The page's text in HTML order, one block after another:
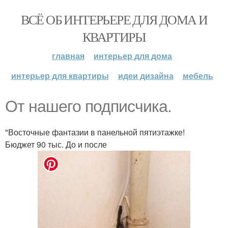
ВСЁ ОБ ИНТЕРЬЕРЕ ДЛЯ ДОМА И
КВАРТИРЫ
главная
интерьер для дома
интерьер для квартиры
идеи дизайна мебель
От нашего подписчика.
"Восточные фантазии в панельной пятиэтажке!
Бюджет 90 тыс. До и после